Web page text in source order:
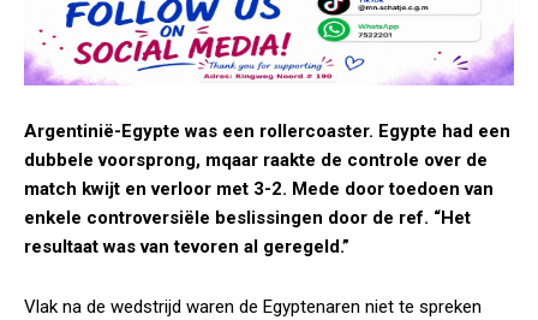
Argentinië-Egypte was een rollercoaster. Egypte had een
dubbele voorsprong, mqaar raakte de controle over de
match kwijt en verloor met 3-2. Mede door toedoen van
enkele controversiële beslissingen door de ref. “Het
resultaat was van tevoren al geregeld.”
Vlak na de wedstrijd waren de Egyptenaren niet te spreken